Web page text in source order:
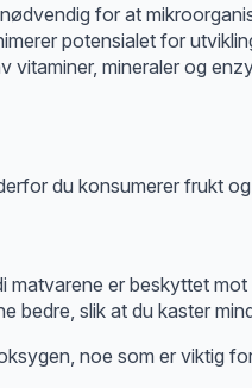
for at
potensialet for
mineraler og
du konsumerer frukt
er beskyttet
slik at du kaster
noe som er viktig